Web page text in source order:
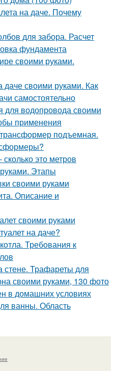
на даче. Почему
для забора. Расчет
фундамента
своими руками.
даче своими руками. Как
самостоятельно
для водопровода своими
применения
подъемная.
сколько это метров
Этапы
своими руками
Описание и
своими руками
на даче?
Требования к
стене. Трафареты для
своими руками, 130 фото
в домашних условиях
ванны. Область